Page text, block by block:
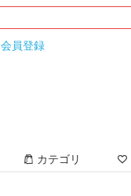
会員登録
カテゴリ